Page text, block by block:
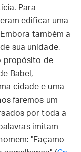
Para
edificar uma
também a
sua unidade,
propósito de
Babel,
cidade e uma
faremos um
por toda a
imitam
"Façamo-